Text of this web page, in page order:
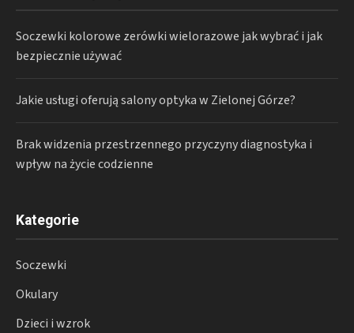
Soczewki kolorowe zerówki wielorazowe jak wybrać i jak
bezpiecznie używać
Jakie usługi oferują salony optyka w Zielonej Górze?
Brak widzenia przestrzennego przyczyny diagnostyka i
wpływ na życie codzienne
Kategorie
Soczewki
Okulary
Dzieci i wzrok